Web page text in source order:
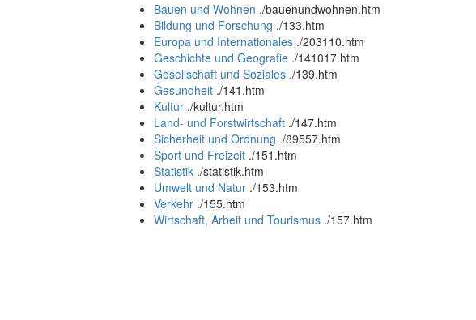
Bauen und Wohnen ./bauenundwohnen.htm
Bildung und Forschung ./133.htm
Europa und Internationales ./203110.htm
Geschichte und Geografie ./141017.htm
Gesellschaft und Soziales ./139.htm
Gesundheit ./141.htm
Kultur ./kultur.htm
Land- und Forstwirtschaft ./147.htm
Sicherheit und Ordnung ./89557.htm
Sport und Freizeit ./151.htm
Statistik ./statistik.htm
Umwelt und Natur ./153.htm
Verkehr ./155.htm
Wirtschaft, Arbeit und Tourismus ./157.htm